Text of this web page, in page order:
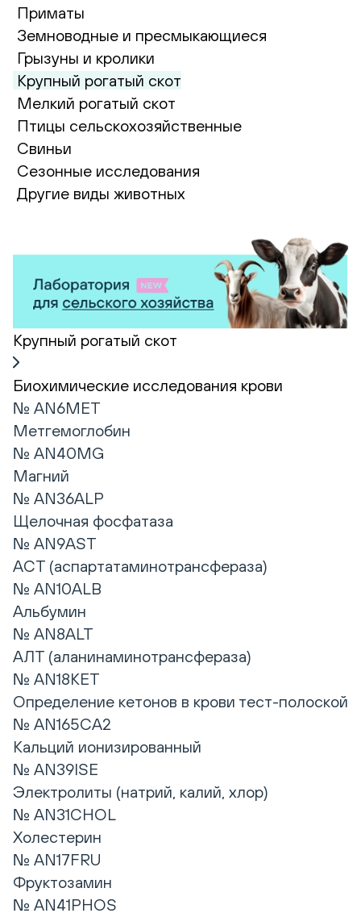
Приматы
Земноводные и пресмыкающиеся
Грызуны и кролики
Крупный рогатый скот
Мелкий рогатый скот
Птицы сельскохозяйственные
Свиньи
Сезонные исследования
Другие виды животных
Крупный рогатый скот
Биохимические исследования крови
№ AN6MET
Метгемоглобин
№ AN40MG
Магний
№ AN36ALP
Щелочная фосфатаза
№ AN9AST
АСТ (аспартатаминотрансфераза)
№ AN10ALB
Альбумин
№ AN8ALT
АЛТ (аланинаминотрансфераза)
№ AN18KET
Определение кетонов в крови тест-полоской
№ AN165CA2
Кальций ионизированный
№ AN39ISE
Электролиты (натрий, калий, хлор)
№ AN31CHOL
Холестерин
№ AN17FRU
Фруктозамин
№ AN41PHOS